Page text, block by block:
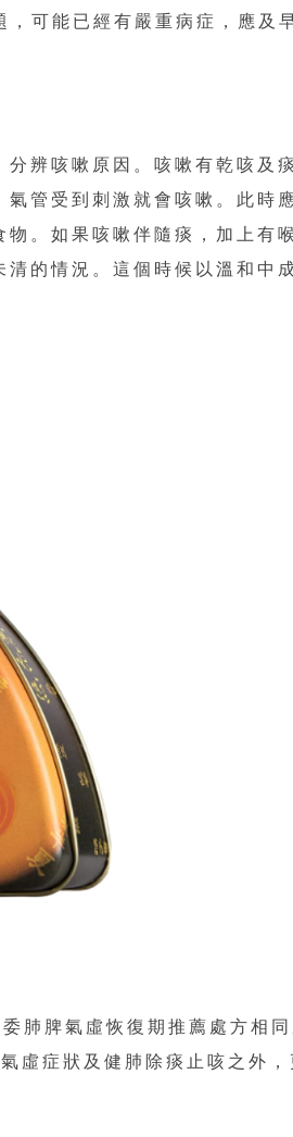
可能已經有嚴重病症，應及
辨咳嗽原因。咳嗽有乾咳及
管受到刺激就會咳嗽。此時
。如果咳嗽伴隨痰，加上有
的情況。這個時候以溫和中
肺脾氣虛恢復期推薦處方相
虛症狀及健肺除痰止咳之外